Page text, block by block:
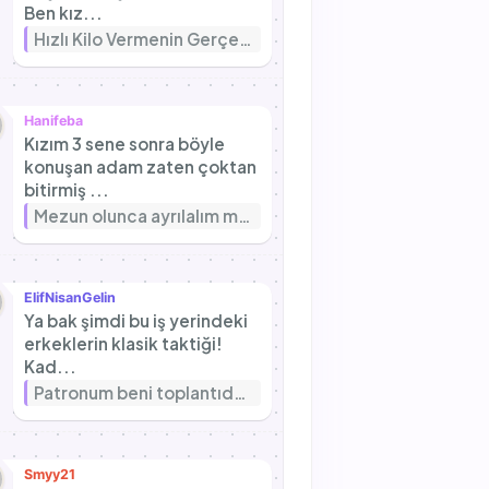
Ben kız...
Hızlı Kilo Vermenin Gerçek Yüzü: Uzmanlar Neden Uyarıyor?
Hanifeba
Kızım 3 sene sonra böyle
konuşan adam zaten çoktan
bitirmiş ...
Mezun olunca ayrılalım mı dedi ne demek bu şimdi
ElifNisanGelin
Ya bak şimdi bu iş yerindeki
erkeklerin klasik taktiği!
Kad...
Patronum beni toplantıda küçük düşürdü
Smyy21